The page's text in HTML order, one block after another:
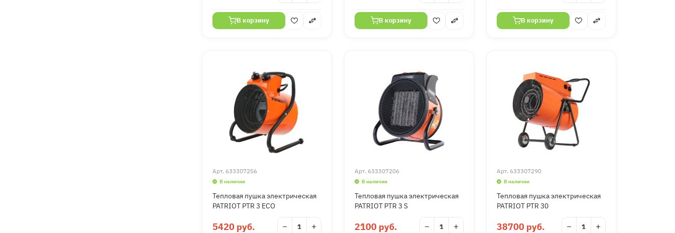
В корзину В корзину В корзину
Арт. 633307256
В наличии
Тепловая пушка электрическая
PATRIOT PTR 3 ECO
5420 руб. − +
Арт. 633307206
В наличии
Тепловая пушка электрическая
PATRIOT PTR 3 S
2100 руб. − +
Арт. 633307290
В наличии
Тепловая пушка электрическая
PATRIOT PTR 30
38700 руб. − +